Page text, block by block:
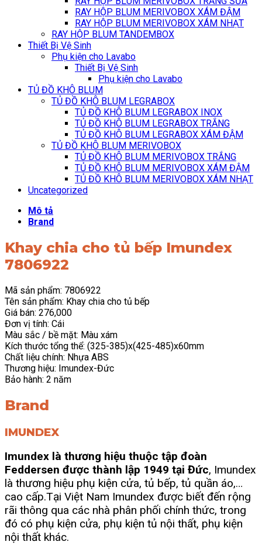
RAY HỘP BLUM MERIVOBOX XÁM ĐẬM
RAY HỘP BLUM MERIVOBOX XÁM NHẠT
RAY HỘP BLUM TANDEMBOX
Thiết Bị Vệ Sinh
Phụ kiện cho Lavabo
Thiết Bị Vệ Sinh
Phụ kiện cho Lavabo
TỦ ĐỒ KHÔ BLUM
TỦ ĐỒ KHÔ BLUM LEGRABOX
TỦ ĐỒ KHÔ BLUM LEGRABOX INOX
TỦ ĐỒ KHÔ BLUM LEGRABOX TRẮNG
TỦ ĐỒ KHÔ BLUM LEGRABOX XÁM ĐẬM
TỦ ĐỒ KHÔ BLUM MERIVOBOX
TỦ ĐỒ KHÔ BLUM MERIVOBOX TRẮNG
TỦ ĐỒ KHÔ BLUM MERIVOBOX XÁM ĐẬM
TỦ ĐỒ KHÔ BLUM MERIVOBOX XÁM NHẠT
Uncategorized
Mô tả
Brand
Khay chia cho tủ bếp Imundex
7806922
Mã sản phẩm: 7806922
Tên sản phẩm: Khay chia cho tủ bếp
Giá bán: 276,000
Đơn vị tính: Cái
Màu sắc / bề mặt: Màu xám
Kích thước tổng thể: (325-385)x(425-485)x60mm
Chất liệu chính: Nhựa ABS
Thương hiệu: Imundex-Đức
Bảo hành: 2 năm
Brand
IMUNDEX
Imundex là thương hiệu thuộc tập đoàn
Feddersen được thành lập 1949 tại Đức, Imundex
là thương hiệu phụ kiện cửa, tủ bếp, tủ quần áo,…
cao cấp.Tại Việt Nam Imundex được biết đến rộng
rãi thông qua các nhà phân phối chính thức, trong
đó có phụ kiện cửa, phụ kiện tủ nội thất, phụ kiện
nội thất khác.